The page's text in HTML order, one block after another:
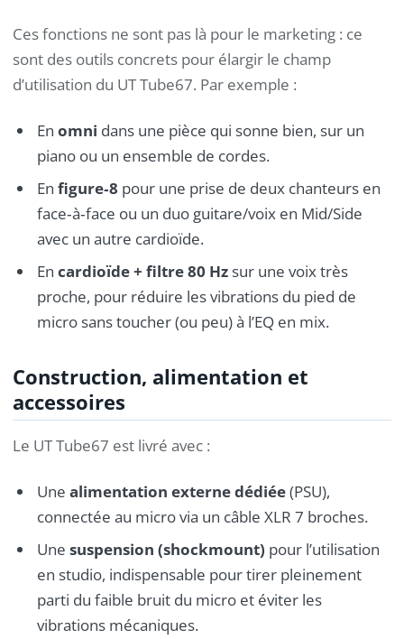
Ces fonctions ne sont pas là pour le marketing : ce
sont des outils concrets pour élargir le champ
d’utilisation du UT Tube67. Par exemple :
En omni dans une pièce qui sonne bien, sur un
piano ou un ensemble de cordes.
En figure‑8 pour une prise de deux chanteurs en
face‑à‑face ou un duo guitare/voix en Mid/Side
avec un autre cardioïde.
En cardioïde + filtre 80 Hzsur une voix très
proche, pour réduire les vibrations du pied de
micro sans toucher (ou peu) à l’EQ en mix.
Construction, alimentation et
accessoires
Le UT Tube67 est livré avec :
Une alimentation externe dédiée(PSU),
connectée au micro via un câble XLR 7 broches.
Une suspension (shockmount) pour l’utilisation
en studio, indispensable pour tirer pleinement
parti du faible bruit du micro et éviter les
vibrations mécaniques.